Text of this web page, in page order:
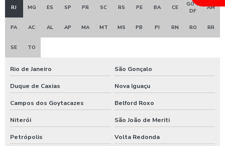
Equipamentos para lavagem de carros
Fornecedor de aspirador self service
Germicida automotivo
RJ MG ES SP PR SC RS PE BA CE
GO e
DF
AM
PA AC AL AP MA MT MS PB PI RN RO RR
SE TO
Rio de Janeiro São Gonçalo
Duque de Caxias Nova Iguaçu
Campos dos Goytacazes Belford Roxo
Niterói São João de Meriti
Petrópolis Volta Redonda